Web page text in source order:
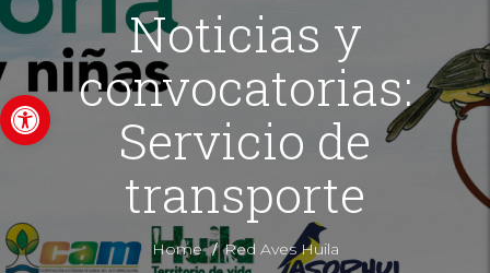
Abrir barra de herramientas
Noticias y
convocatorias:
Servicio de
transporte
Home/Red Aves Huila